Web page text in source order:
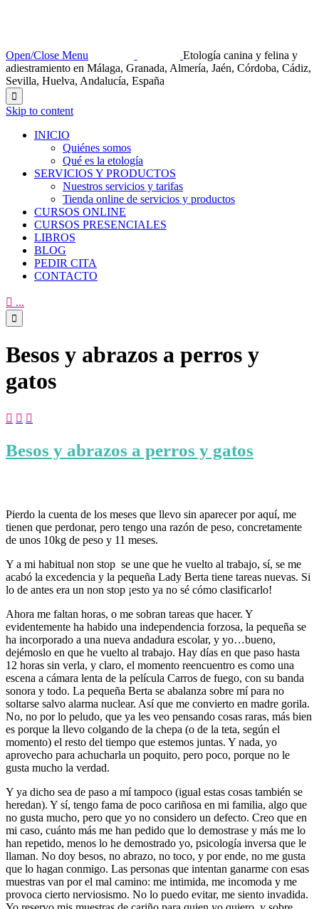
Open/Close Menu
Etología canina y felina y
adiestramiento en Málaga, Granada, Almería, Jaén, Córdoba, Cádiz,
Sevilla, Huelva, Andalucía, España

Skip to content
INICIO
Quiénes somos
Qué es la etología
SERVICIOS Y PRODUCTOS
Nuestros servicios y tarifas
Tienda online de servicios y productos
CURSOS ONLINE
CURSOS PRESENCIALES
LIBROS
BLOG
PEDIR CITA
CONTACTO
 ...

Besos y abrazos a perros y
gatos
  
Besos y abrazos a perros y gatos
Pierdo la cuenta de los meses que llevo sin aparecer por aquí, me
tienen que perdonar, pero tengo una razón de peso, concretamente
de unos 10kg de peso y 11 meses.
Y a mi habitual non stop se une que he vuelto al trabajo, sí, se me
acabó la excedencia y la pequeña Lady Berta tiene tareas nuevas. Si
lo de antes era un non stop ¡esto ya no sé cómo clasificarlo!
Ahora me faltan horas, o me sobran tareas que hacer. Y
evidentemente ha habido una independencia forzosa, la pequeña se
ha incorporado a una nueva andadura escolar, y yo…bueno,
dejémoslo en que he vuelto al trabajo. Hay días en que paso hasta
12 horas sin verla, y claro, el momento reencuentro es como una
escena a cámara lenta de la película Carros de fuego, con su banda
sonora y todo. La pequeña Berta se abalanza sobre mí para no
soltarse salvo alarma nuclear. Así que me convierto en madre gorila.
No, no por lo peludo, que ya les veo pensando cosas raras, más bien
es porque la llevo colgando de la chepa (o de la teta, según el
momento) el resto del tiempo que estemos juntas. Y nada, yo
aprovecho para achucharla un poquito, pero poco, porque no le
gusta mucho la verdad.
Y ya dicho sea de paso a mí tampoco (igual estas cosas también se
heredan). Y sí, tengo fama de poco cariñosa en mi familia, algo que
no gusta mucho, pero que yo no considero un defecto. Creo que en
mi caso, cuánto más me han pedido que lo demostrase y más me lo
han repetido, menos lo he demostrado yo, psicología inversa que le
llaman. No doy besos, no abrazo, no toco, y por ende, no me gusta
que lo hagan conmigo. Las personas que intentan ganarme con esas
muestras van por el mal camino: me intimida, me incomoda y me
provoca cierto nerviosismo. No lo puedo evitar, me siento invadida.